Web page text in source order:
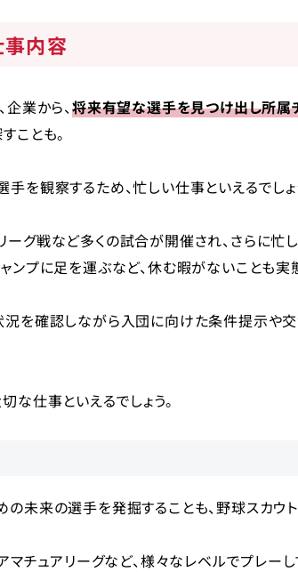
事内容
業から、将来有望な選手を見つけ出し所属
ことも。
を観察するため、忙しい仕事といえるでしょ
グ戦など多くの試合が開催され、さらに忙し
ンプに足を運ぶなど、休む暇がないことも実
を確認しながら入団に向けた条件提示や
な仕事といえるでしょう。
未来の選手を発掘することも、野球スカウト
マチュアリーグなど、様々なレベルでプレ